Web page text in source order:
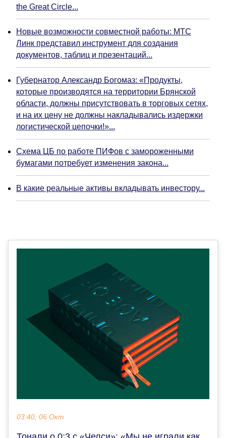
the Great Circle...
Новые возможности совместной работы: МТС
Линк представил инструмент для создания
документов, таблиц и презентаций...
Губернатор Александр Богомаз: «Продукты,
которые производятся на территории Брянской
области, должны присутствовать в торговых сетях,
и на их цену не должны накладывались издержки
логистической цепочки!»...
Схема ЦБ по работе ПИФов с замороженными
бумагами потребует изменения закона...
В какие реальные активы вкладывать инвестору...
03:40, 06 Окт